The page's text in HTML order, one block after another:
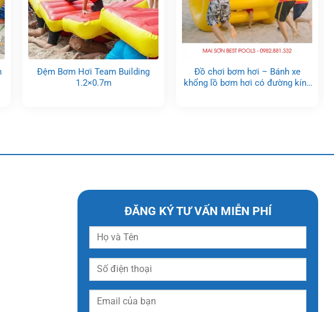
Đệm Bơm Hơi Team Building
1.2×0.7m
Đồ chơi bơm hơi – Bánh xe
khổng lồ bơm hơi có đường kính
ĐĂNG KÝ TƯ VẤN MIỄN PHÍ